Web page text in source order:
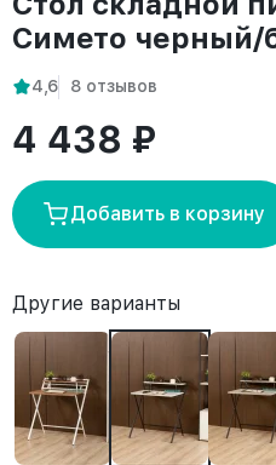
Симетo черный/
4,6 8 отзывов
4 438 ₽
Добавить в корзину
Другие варианты